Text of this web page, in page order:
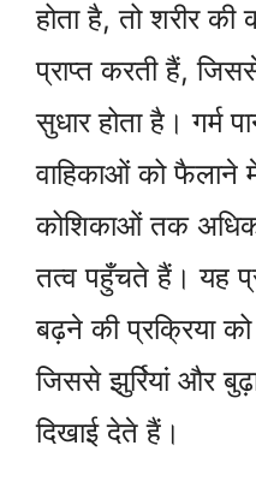
होता है, तो शरीर
प्राप्त करती हैं,
सुधार होता है। गर्म
वाहिकाओं को फैलाने
कोशिकाओं तक
तत्व पहुँचते हैं। यह
बढ़ने की प्रक्रिया
जिससे झुर्रियां और
दिखाई देते हैं।